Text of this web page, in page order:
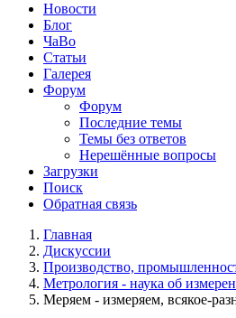
Новости
Блог
ЧаВо
Статьи
Галерея
Форум
Форум
Последние темы
Темы без ответов
Нерешённые вопросы
Загрузки
Поиск
Обратная связь
Главная
Дискуссии
Производство,
Метрология - наука об
Меряем - измеряем, всякое-